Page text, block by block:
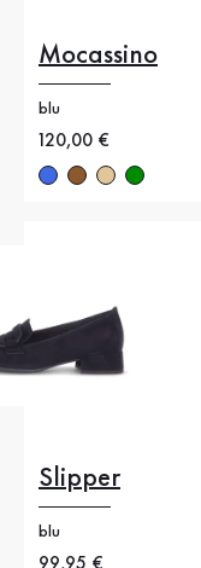
Mocassino
blu
Nuovo prezzo
120,00 €
Slipper
blu
Nuovo prezzo
99,95 €